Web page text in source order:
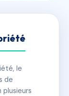
le
de